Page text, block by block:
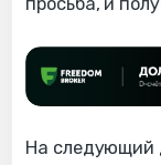
просьба, и
На следующий